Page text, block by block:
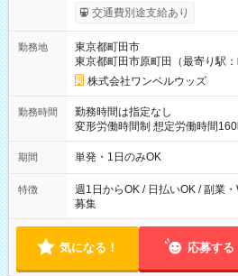
いOK！（規定あり） ┗働いたそ
ンビニATMから 日払い分を引き落とせます
交通費別途支給あり
勤務地
東京都町田市
東京都町田市原町田（最寄り駅：
株式会社ワンベルウッズ
勤務時間
勤務時間は指定なし
変形労働時間制 想定労働時間160時間/月 【シフト
～21：00
期間 単発・1日のみOK
特徴
週1日からOK / 日払いOK / 副業
募集
気になる！ 応募する